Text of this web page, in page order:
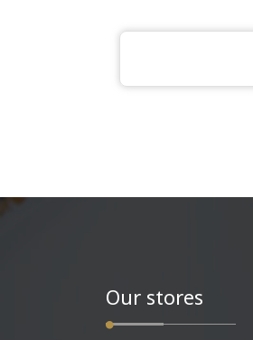
Our stores